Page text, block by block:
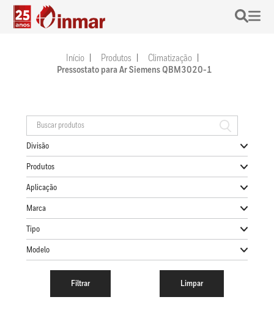
Início Produtos
Climatização
Pressostato para Ar Siemens QBM3020-1
Divisão
Produtos
Aplicação
Marca
Tipo
Modelo